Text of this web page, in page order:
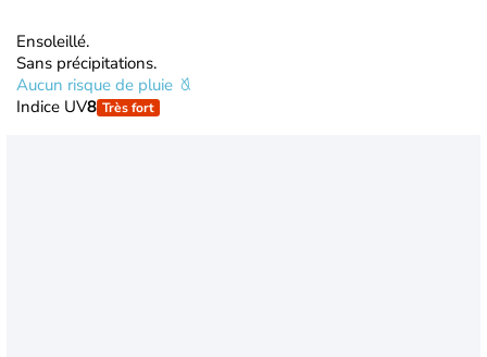
Ensoleillé.
Sans précipitations.
Aucun risque de pluie
Indice UV8 Très fort